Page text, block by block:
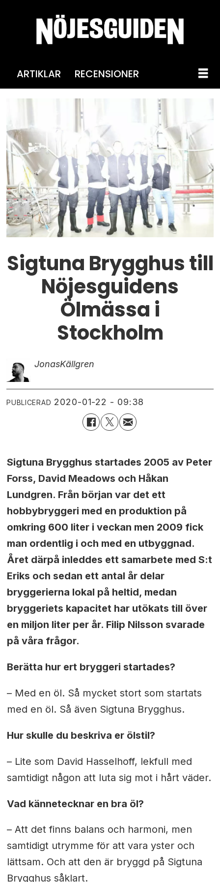
ARTIKLAR RECENSIONER
Sigtuna Brygghus till
Nöjesguidens
Ölmässa i
Stockholm
JonasKällgren
PUBLICERAD 2020-01-22 - 09:38
Sigtuna Brygghus startades 2005 av Peter
Forss, David Meadows och Håkan
Lundgren. Från början var det ett
hobbybryggeri med en produktion på
omkring 600 liter i veckan men 2009 fick
man ordentlig i och med en utbyggnad.
Året därpå inleddes ett samarbete med S:t
Eriks och sedan ett antal år delar
bryggerierna lokal på heltid, medan
bryggeriets kapacitet har utökats till över
en miljon liter per år. Filip Nilsson svarade
på våra frågor.
Berätta hur ert bryggeri startades?
– Med en öl. Så mycket stort som startats
med en öl. Så även Sigtuna Brygghus.
Hur skulle du beskriva er ölstil?
– Lite som David Hasselhoff, lekfull med
samtidigt någon att luta sig mot i hårt väder.
Vad kännetecknar en bra öl?
– Att det finns balans och harmoni, men
samtidigt utrymme för att vara yster och
lättsam. Och att den är bryggd på Sigtuna
Brygghus såklart.